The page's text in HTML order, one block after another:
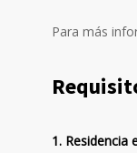
Para más
1. Residencia